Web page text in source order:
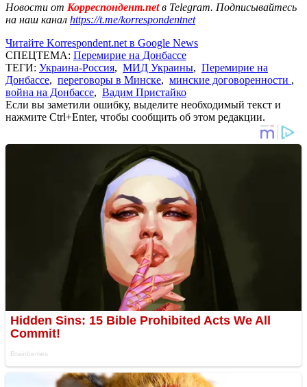
Новости от Корреспондент.netв Telegram. Подписывайтесь
на наш канал https://t.me/korrespondentnet
Читайте Korrespondent.net в Google News
СПЕЦТЕМА: Перемирие на Донбассе
ТЕГИ: Украина-Россия, МИД Украины, Перемирие на
Донбассе, переговоры в Минске, минские договоренности ,
война на Донбассе, Вадим Пристайко
Если вы заметили ошибку, выделите необходимый текст и
нажмите Ctrl+Enter, чтобы сообщить об этом редакции.